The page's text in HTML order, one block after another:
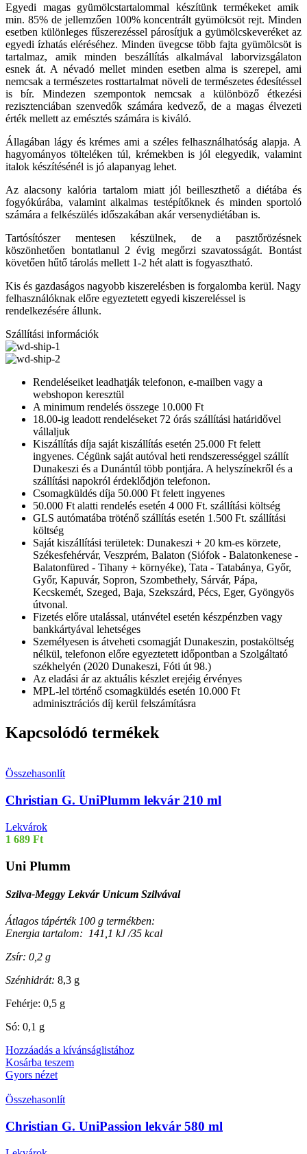
Egyedi magas gyümölcstartalommal készítünk termékeket amik
min. 85% de jellemzően 100% koncentrált gyümölcsöt rejt. Minden
esetben különleges fűszerezéssel párosítjuk a gyümölcskeveréket az
egyedi ízhatás eléréséhez. Minden üvegcse több fajta gyümölcsöt is
tartalmaz, amik minden beszállítás alkalmával laborvizsgálaton
esnek át. A névadó mellet minden esetben alma is szerepel, ami
nemcsak a természetes rosttartalmat növeli de természetes édesítéssel
is bír. Mindezen szempontok nemcsak a különböző étkezési
rezisztenciában szenvedők számára kedvező, de a magas élvezeti
érték mellett az emésztés számára is kiváló.
Állagában lágy és krémes ami a széles felhasználhatóság alapja. A
hagyományos tölteléken túl, krémekben is jól elegyedik, valamint
italok készítésénél is jó alapanyag lehet.
Az alacsony kalória tartalom miatt jól beilleszthető a diétába és
fogyókúrába, valamint alkalmas testépítőknek és minden sportoló
számára a felkészülés időszakában akár versenydiétában is.
Tartósítószer mentesen készülnek, de a pasztőrözésnek
köszönhetően bontatlanul 2 évig megőrzi szavatosságát. Bontást
követően hűtő tárolás mellett 1-2 hét alatt is fogyasztható.
Kis és gazdaságos nagyobb kiszerelésben is forgalomba kerül. Nagy
felhasználóknak előre egyeztetett egyedi kiszereléssel is
rendelkezésére állunk.
Szállítási információk
Rendeléseiket leadhatják telefonon, e-mailben vagy a
webshopon keresztül
A minimum rendelés összege 10.000 Ft
18.00-ig leadott rendeléseket 72 órás szállítási határidővel
vállaljuk
Kiszállítás díja saját kiszállítás esetén 25.000 Ft felett
ingyenes. Cégünk saját autóval heti rendszerességgel szállít
Dunakeszi és a Dunántúl több pontjára. A helyszínekről és a
szállítási napokról érdeklődjön telefonon.
Csomagküldés díja 50.000 Ft felett ingyenes
50.000 Ft alatti rendelés esetén 4 000 Ft. szállítási költség
GLS autómatába tröténő szállítás esetén 1.500 Ft. szállítási
költség
Saját kiszállítási területek: Dunakeszi + 20 km-es körzete,
Székesfehérvár, Veszprém, Balaton (Siófok - Balatonkenese -
Balatonfüred - Tihany + környéke), Tata - Tatabánya, Győr,
Győr, Kapuvár, Sopron, Szombethely, Sárvár, Pápa,
Kecskemét, Szeged, Baja, Szekszárd, Pécs, Eger, Gyöngyös
útvonal.
Fizetés előre utalással, utánvétel esetén készpénzben vagy
bankkártyával lehetséges
Személyesen is átveheti csomagját Dunakeszin, postaköltség
nélkül, telefonon előre egyeztetett időpontban a Szolgáltató
székhelyén (2020 Dunakeszi, Fóti út 98.)
Az eladási ár az aktuális készlet erejéig érvényes
MPL-lel történő csomagküldés esetén 10.000 Ft
adminisztrációs díj kerül felszámításra
Kapcsolódó termékek
Összehasonlít
Christian G. UniPlumm lekvár 210 ml
Lekvárok
1 689 Ft
Uni Plumm
Szilva-Meggy Lekvár Unicum Szilvával
Átlagos tápérték 100 g termékben:
Energia tartalom: 141,1 kJ /35 kcal
Zsír: 0,2 g
Szénhidrát: 8,3 g
Fehérje: 0,5 g
Só: 0,1 g
Hozzáadás a kívánságlistához
Kosárba teszem
Gyors nézet
Összehasonlít
Christian G. UniPassion lekvár 580 ml